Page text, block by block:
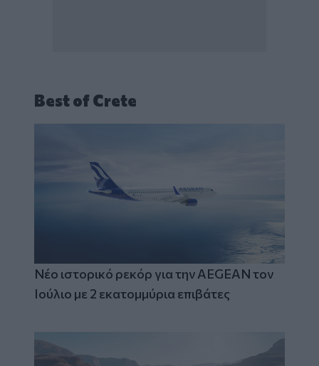
Best of Crete
Νέο ιστορικό ρεκόρ για την AEGEAN τον
Ιούλιο με 2 εκατομμύρια επιβάτες